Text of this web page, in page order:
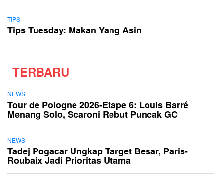
TIPS
Tips Tuesday: Makan Yang Asin
TERBARU
NEWS
Tour de Pologne 2026-Etape 6: Louis Barré
Menang Solo, Scaroni Rebut Puncak GC
NEWS
Tadej Pogacar Ungkap Target Besar, Paris-
Roubaix Jadi Prioritas Utama